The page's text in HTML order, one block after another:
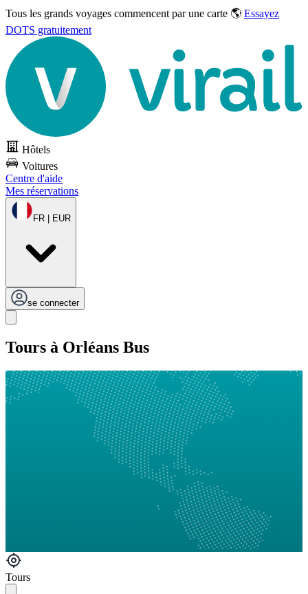
Tous les grands voyages commencent par une carte 🌎 Essayez
DOTS gratuitement
Hôtels
Voitures
Centre d'aide
Mes réservations
FR | EUR
se connecter
Tours à Orléans Bus
Tours